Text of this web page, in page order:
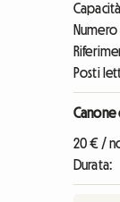
Posti
Canone
20 € /
Durata: